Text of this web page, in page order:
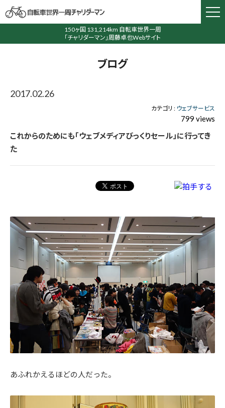
150ヶ国 131,214km 自転車世界一周
「チャリダーマン」周藤卓也Webサイト
ブログ
2017.02.26
カテゴリ : ウェブサービス
799 views
これからのためにも「ウェブメディアびっくりセール」に行ってき
た
あふれかえるほどの人だった。